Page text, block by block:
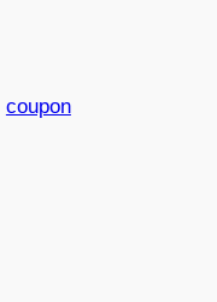
coupon